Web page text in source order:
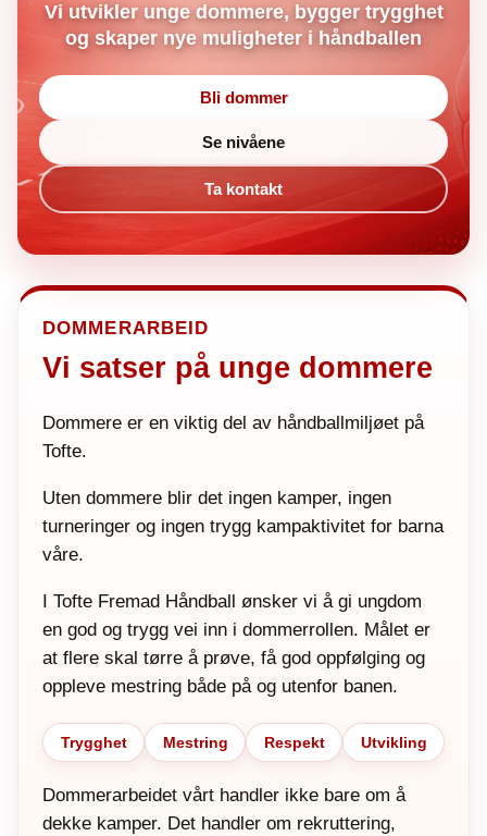
Vi utvikler unge dommere, bygger trygghet
og skaper nye muligheter i håndballen
Bli dommer
Se nivåene
Ta kontakt
DOMMERARBEID
Vi satser på unge dommere
Dommere er en viktig del av håndballmiljøet på
Tofte.
Uten dommere blir det ingen kamper, ingen
turneringer og ingen trygg kampaktivitet for barna
våre.
I Tofte Fremad Håndball ønsker vi å gi ungdom
en god og trygg vei inn i dommerrollen. Målet er
at flere skal tørre å prøve, få god oppfølging og
oppleve mestring både på og utenfor banen.
Trygghet Mestring Respekt Utvikling
Dommerarbeidet vårt handler ikke bare om å
dekke kamper. Det handler om rekruttering,